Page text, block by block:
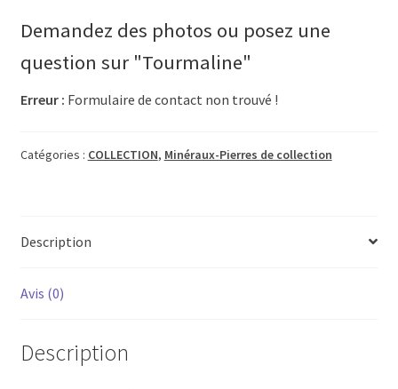
Demandez des photos ou posez une
question sur "Tourmaline"
Erreur : Formulaire de contact non trouvé !
Catégories : COLLECTION, Minéraux-Pierres de collection
Description
Avis (0)
Description